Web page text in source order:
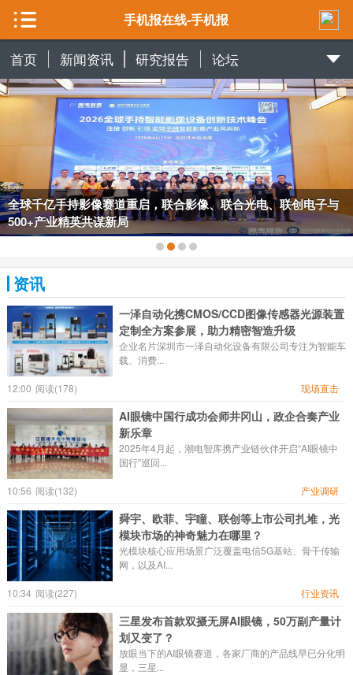
手机报在线-手机报
首页 新闻资讯 研究报告 论坛
全球千亿手持影像赛道重启，联合影像、联合光电、联创电子与
500+产业精英共谋新局
资讯
一泽自动化携CMOS/CCD图像传感器光源装置
定制全方案参展，助力精密智造升级
企业名片深圳市一泽自动化设备有限公司专注为智能车
载、消费...
12:00 阅读(178) 现场直击
AI眼镜中国行成功会师井冈山，政企合奏产业
新乐章
2025年4月起，潮电智库携产业链伙伴开启“AI眼镜中
国行”巡回...
10:56 阅读(132) 产业调研
舜宇、欧菲、宇瞳、联创等上市公司扎堆，光
模块市场的神奇魅力在哪里？
光模块核心应用场景广泛覆盖电信5G基站、骨干传输
网，以及AI...
10:34 阅读(227) 行业资讯
三星发布首款双摄无屏AI眼镜，50万副产量计
划又变了？
放眼当下的AI眼镜赛道，各家厂商的产品线早已分化明
显，三星...